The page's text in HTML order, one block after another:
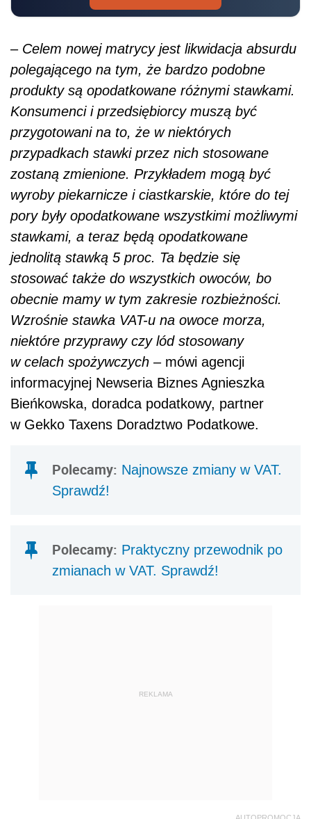
– Celem nowej matrycy jest likwidacja absurdu
polegającego na tym, że bardzo podobne
produkty są opodatkowane różnymi stawkami.
Konsumenci i przedsiębiorcy muszą być
przygotowani na to, że w niektórych
przypadkach stawki przez nich stosowane
zostaną zmienione. Przykładem mogą być
wyroby piekarnicze i ciastkarskie, które do tej
pory były opodatkowane wszystkimi możliwymi
stawkami, a teraz będą opodatkowane
jednolitą stawką 5 proc. Ta będzie się
stosować także do wszystkich owoców, bo
obecnie mamy w tym zakresie rozbieżności.
Wzrośnie stawka VAT-u na owoce morza,
niektóre przyprawy czy lód stosowany
w celach spożywczych – mówi agencji
informacyjnej Newseria Biznes Agnieszka
Bieńkowska, doradca podatkowy, partner
w Gekko Taxens Doradztwo Podatkowe.
Polecamy: Najnowsze zmiany w VAT.
Sprawdź!
Polecamy: Praktyczny przewodnik po
zmianach w VAT. Sprawdź!
REKLAMA